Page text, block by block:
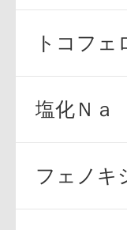
トコフェ
塩化Ｎａ
フェノキ